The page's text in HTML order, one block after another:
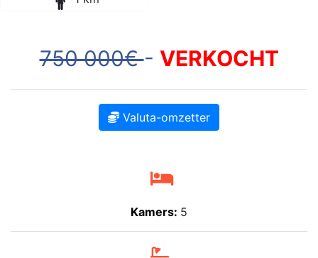
750 000€- VERKOCHT
Valuta-omzetter
Kamers: 5